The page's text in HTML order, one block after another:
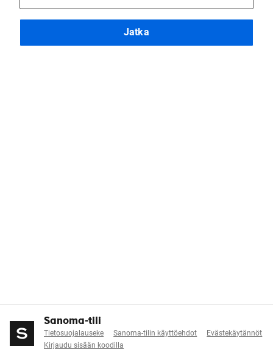
Jatka
Sanoma-tili
Tietosuojalauseke Sanoma-tilin käyttöehdot
Evästekäytännöt
Kirjaudu sisään koodilla